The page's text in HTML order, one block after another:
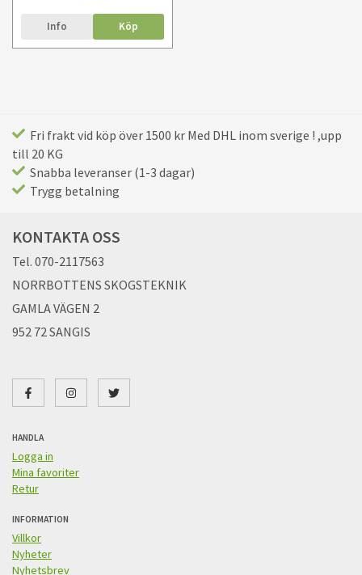
Info Köp
Fri frakt vid köp över 1500 kr Med DHL inom sverige ! ,upp
till 20 KG
Snabba leveranser (1-3 dagar)
Trygg betalning
KONTAKTA OSS
Tel. 070-2117563
NORRBOTTENS SKOGSTEKNIK
GAMLA VÄGEN 2
952 72 SANGIS
HANDLA
Logga in
Mina favoriter
Retur
INFORMATION
Villkor
Nyheter
Nyhetsbrev